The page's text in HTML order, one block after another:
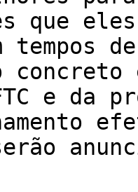
que
tempos
concreto
e da